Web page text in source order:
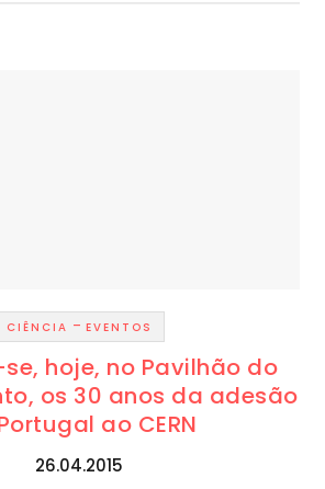
CIÊNCIA - EVENTOS
hoje, no Pavilhão do
os 30 anos da adesão
ao CERN
26.04.2015